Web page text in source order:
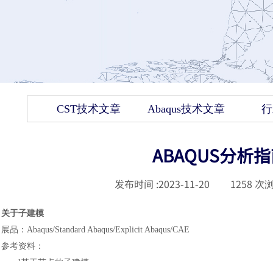
CST技术文章 Abaqus技术文章
ABAQUS分析
发布时间 :2023-11-20 1258 次
关于子建模
展品 ： Abaqus/Standard Abaqus/Explicit Abaqus/CAE
参考资料 ：